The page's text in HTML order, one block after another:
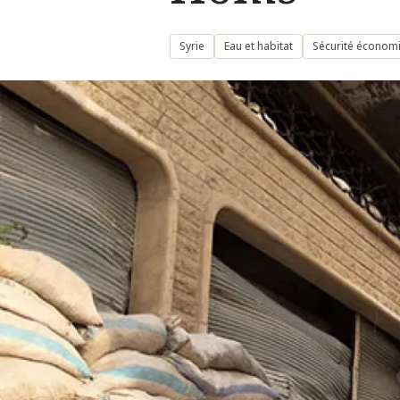
Syrie Eau et habitat Sécurité